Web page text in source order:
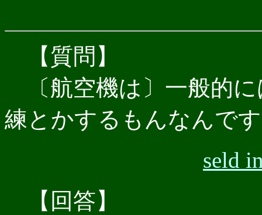
【質問】
〔航空機は〕一般的
練とかするもんなんで
seld
【回答】